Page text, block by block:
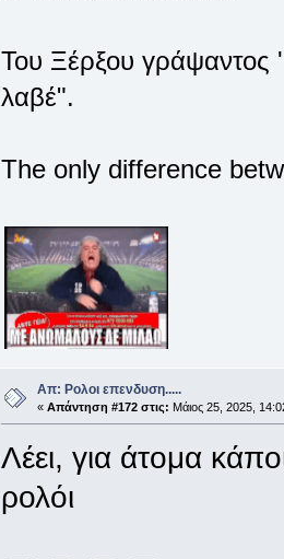
Του Ξέρξου
λαβέ".
The only difference
Απ: Ρολοι επενδυση.....
« Απάντηση #172 στις: Μάιος 25, 2025,
Λέει, για άτομα
ρολόι